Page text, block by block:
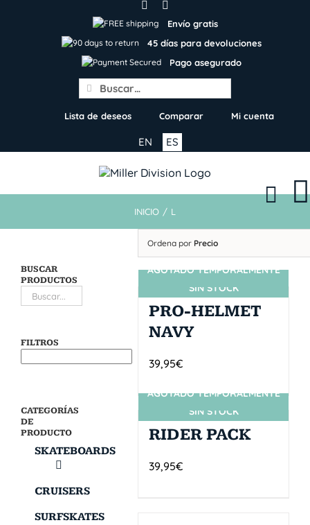
Envío gratis
45 días para devoluciones
Pago asegurado
Search
for:
Lista de deseos Comparar Mi cuenta
ES
EN
INICIO / L
Ordena por Precio
SIN STOCK
AGOTADO TEMPORALMENTE
PRO-HELMET
NAVY
39,95€
SIN STOCK
AGOTADO TEMPORALMENTE
RIDER PACK
39,95€
BUSCAR
PRODUCTOS
FILTROS
CATEGORÍAS
DE
PRODUCTO
SKATEBOARDS
CRUISERS
SURFSKATES